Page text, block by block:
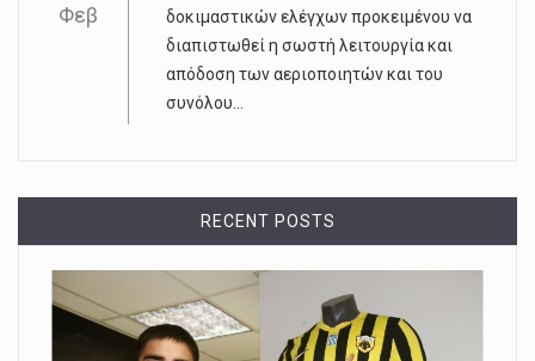
Φεβ
δοκιμαστικών ελέγχων προκειμένου να
διαπιστωθεί η σωστή λειτουργία και
απόδοση των αεριοποιητών και του
συνόλου...
RECENT POSTS